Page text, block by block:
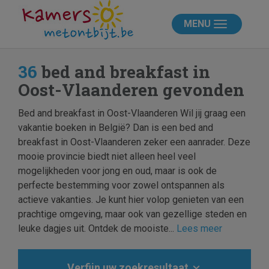
MENU
36 bed and breakfast in
Oost-Vlaanderen gevonden
Bed and breakfast in Oost-Vlaanderen Wil jij graag een
vakantie boeken in België? Dan is een bed and
breakfast in Oost-Vlaanderen zeker een aanrader. Deze
mooie provincie biedt niet alleen heel veel
mogelijkheden voor jong en oud, maar is ook de
perfecte bestemming voor zowel ontspannen als
actieve vakanties. Je kunt hier volop genieten van een
prachtige omgeving, maar ook van gezellige steden en
leuke dagjes uit. Ontdek de mooiste... Lees meer